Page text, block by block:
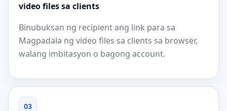
video files sa clients
Binubuksan ng recipient ang link para sa
Magpadala ng video files sa clients sa browser,
walang imbitasyon o bagong account.
03